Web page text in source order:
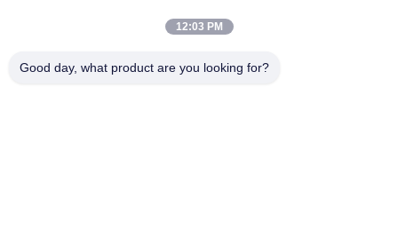
Χωριό Anxi, πόλη Yuping, νομός Hongya, Κίνα
86-28-37561966-8:00
12:03 PM
Good day, what product are you looking for?